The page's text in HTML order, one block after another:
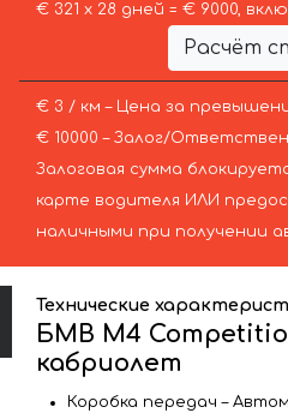
€ 321 х 28 дней = € 9000,
Расчёт
€ 3 / км – Цена за
€ 10000 – Залог/
Залоговая сумма
карте водителя ИЛИ
наличными при получении
Технические
БМВ M4
кабриолет
Коробка передач –